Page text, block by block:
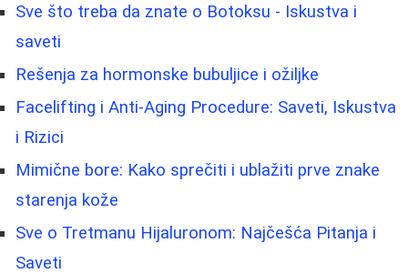
Sve što treba da znate o Botoksu - Iskustva i
saveti
Rešenja za hormonske bubuljice i ožiljke
Facelifting i Anti-Aging Procedure: Saveti, Iskustva
i Rizici
Mimične bore: Kako sprečiti i ublažiti prve znake
starenja kože
Sve o Tretmanu Hijaluronom: Najčešća Pitanja i
Saveti